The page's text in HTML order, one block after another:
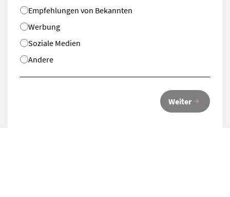
Empfehlungen von Bekannten
Werbung
Soziale Medien
Andere
Weiter